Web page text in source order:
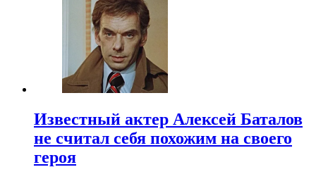
Известный актер Алексей Баталов
не считал себя похожим на своего
героя